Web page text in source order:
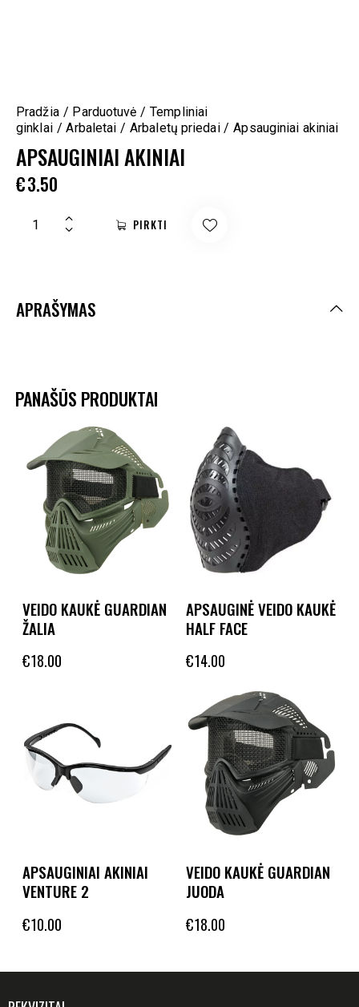
Pradžia Parduotuvė
Templiniai
ginklai
Arbaletai Arbaletų priedai Apsauginiai akiniai
APSAUGINIAI AKINIAI
€3.50
PIRKTI
APRAŠYMAS
PANAŠŪS PRODUKTAI
VEIDO KAUKĖ GUARDIAN
ŽALIA
€18.00
APSAUGINĖ VEIDO KAUKĖ
HALF FACE
€14.00
APSAUGINIAI AKINIAI
VENTURE 2
€10.00
VEIDO KAUKĖ GUARDIAN
JUODA
€18.00